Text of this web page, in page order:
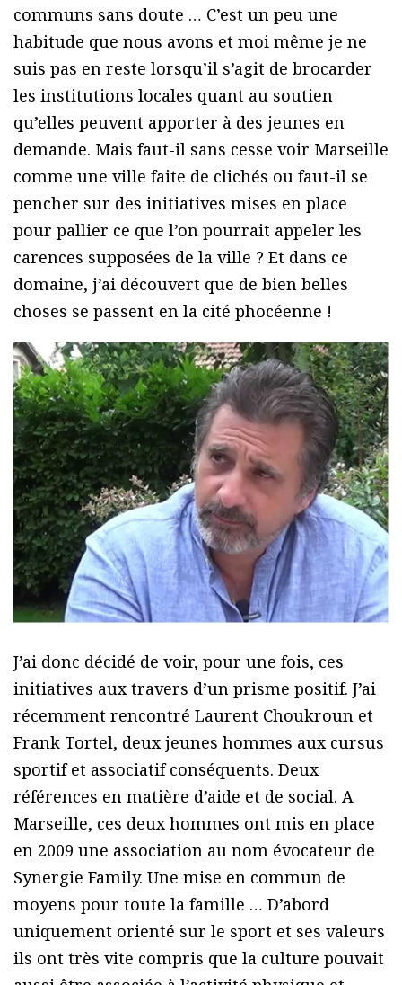
communs sans doute … C’est un peu une
habitude que nous avons et moi même je ne
suis pas en reste lorsqu’il s’agit de brocarder
les institutions locales quant au soutien
qu’elles peuvent apporter à des jeunes en
demande. Mais faut-il sans cesse voir Marseille
comme une ville faite de clichés ou faut-il se
pencher sur des initiatives mises en place
pour pallier ce que l’on pourrait appeler les
carences supposées de la ville ? Et dans ce
domaine, j’ai découvert que de bien belles
choses se passent en la cité phocéenne !
J’ai donc décidé de voir, pour une fois, ces
initiatives aux travers d’un prisme positif. J’ai
récemment rencontré Laurent Choukroun et
Frank Tortel, deux jeunes hommes aux cursus
sportif et associatif conséquents. Deux
références en matière d’aide et de social. A
Marseille, ces deux hommes ont mis en place
en 2009 une association au nom évocateur de
Synergie Family. Une mise en commun de
moyens pour toute la famille … D’abord
uniquement orienté sur le sport et ses valeurs
ils ont très vite compris que la culture pouvait